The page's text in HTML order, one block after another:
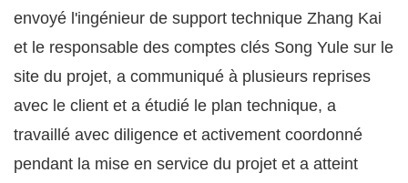
envoyé l'ingénieur de support technique Zhang Kai
et le responsable des comptes clés Song Yule sur le
site du projet, a communiqué à plusieurs reprises
avec le client et a étudié le plan technique, a
travaillé avec diligence et activement coordonné
pendant la mise en service du projet et a atteint